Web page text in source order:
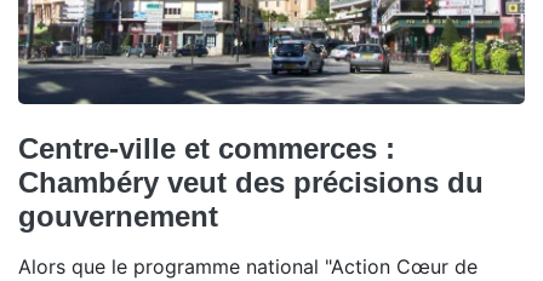
Centre-ville et commerces :
Chambéry veut des précisions du
gouvernement
Alors que le programme national "Action Cœur de